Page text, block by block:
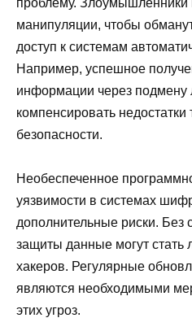
манипуляции, чтобы
доступ к системам
Например, успешное
информации через подмену
компенсировать недостатки
безопасности.
Необеспеченное
уязвимости в системах
дополнительные риски. Без
защиты данные могут стать
хакеров. Регулярные
являются необходимыми
этих угроз.